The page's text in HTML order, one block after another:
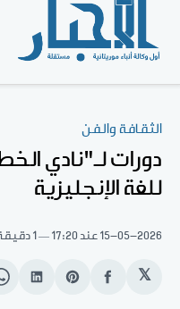
الثقافة والفن
دورات لـ"نادي
للغة الإنجليزية
15-05-2026 عند 17:20 1 دقيقة قراءة
𝕏
انشر
Shareانشر